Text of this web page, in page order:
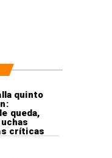
quinto
queda,
críticas